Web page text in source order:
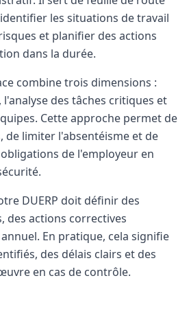
les situations de travail
et planifier des actions
dans la durée.
combine trois dimensions :
des tâches critiques et
Cette approche permet de
de limiter l'absentéisme et de
de l'employeur en
DUERP doit définir des
des actions correctives
En pratique, cela signifie
des délais clairs et des
en cas de contrôle.